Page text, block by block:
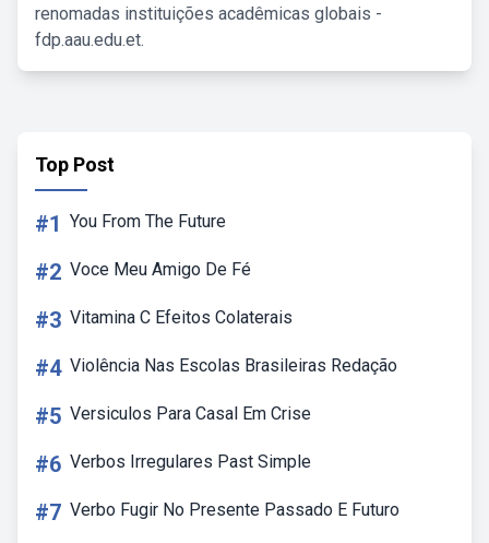
renomadas instituições acadêmicas globais -
fdp.aau.edu.et.
Top Post
#1 You From The Future
#2 Voce Meu Amigo De Fé
#3 Vitamina C Efeitos Colaterais
#4 Violência Nas Escolas Brasileiras Redação
#5 Versiculos Para Casal Em Crise
#6 Verbos Irregulares Past Simple
#7 Verbo Fugir No Presente Passado E Futuro